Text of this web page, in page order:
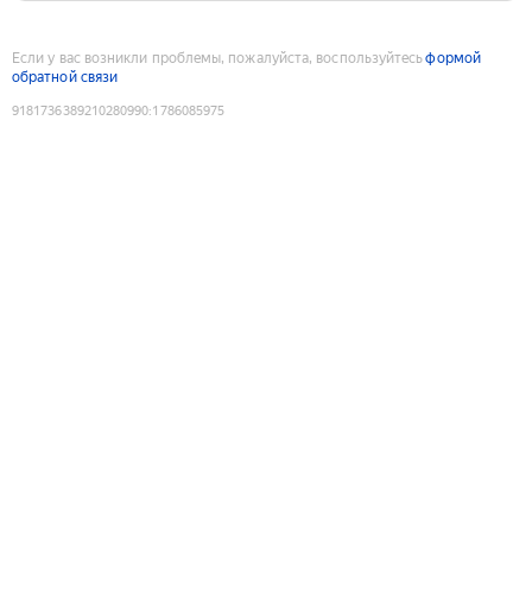
Если у вас возникли проблемы, пожалуйста, воспользуйтесьформой
обратной связи
9181736389210280990:1786085975